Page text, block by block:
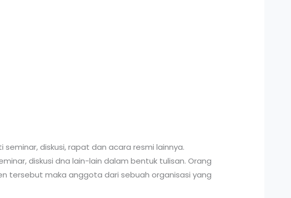
diskusi, rapat dan acara resmi lainnya.
diskusi dna lain-lain dalam bentuk tulisan. Orang
tersebut maka anggota dari sebuah organisasi yang